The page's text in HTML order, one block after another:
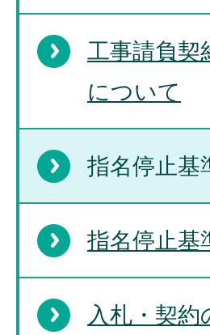
工事請負契
について
指名停止基
指名停止基
入札・契